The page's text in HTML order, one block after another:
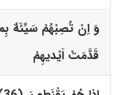
وَ اِنْ تُصِبْهُمْ سَیِّئَهٌ
قَدَّمَتْ اَیْدیهِمْ